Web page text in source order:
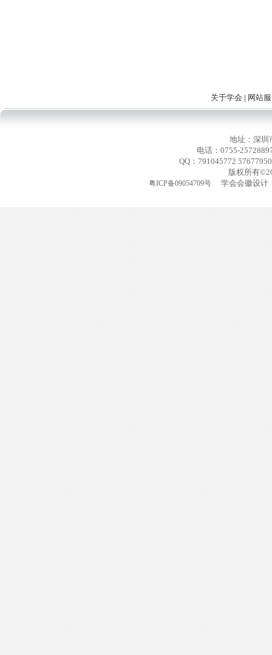
关于学会 | 网站
地址：深圳
电话：0755-
QQ：791045772
版权所有
粤ICP备09054709号学会会徽设计